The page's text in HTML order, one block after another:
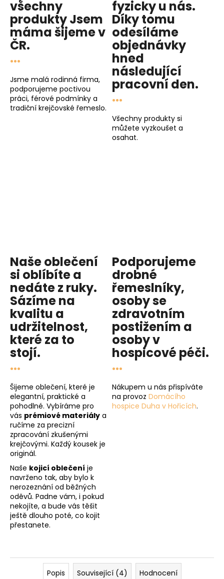
všechny
produktyJsem
mámašijeme v
ČR.
...
Jsme malá rodinná firma,
podporujeme poctivou
práci, férové podmínky a
tradiční krejčovské řemeslo.
fyzicky u nás.
Díky tomu
odesíláme
objednávky
hned
následující
pracovní den.
...
Všechny produkty si
můžete vyzkoušet a
osahat.
Naše oblečení
si oblíbíte a
nedáte z ruky.
Sázíme na
kvalitu a
udržitelnost,
které za to
stojí.
...
Šijeme oblečení, které je
elegantní, praktické a
pohodlné. Vybíráme pro
vás prémiové materiály a
ručíme za precizní
zpracování zkušenými
krejčovými. Každý kousek je
originál.
Naše kojicí oblečení je
navrženo tak, aby bylo k
nerozeznání od běžných
oděvů. Padne vám, i pokud
nekojíte, a bude vás těšit
ještě dlouho poté, co kojit
přestanete.
Podporujeme
drobné
řemeslníky,
osoby se
zdravotním
postižením a
osoby v
hospicové péči.
...
Nákupem u nás přispíváte
na provoz Domácího
hospice Duha v Hořicích.
Popis Související (4)
Hodnocení